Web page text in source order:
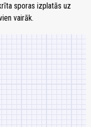
sporas izplatās uz
vairāk.